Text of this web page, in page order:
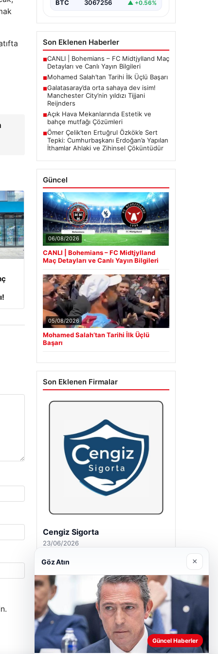
BTC 3067256 ▲ +0.56%
Son Eklenen Haberler
■CANLI | Bohemians – FC Midtjylland Maç
Detayları ve Canlı Yayın Bilgileri
■Mohamed Salah’tan Tarihi İlk Üçlü Başarı
■Galatasaray’da orta sahaya dev isim!
Manchester City’nin yıldızı Tijjani
Reijnders
■Açık Hava Mekanlarında Estetik ve
bahçe mutfağı Çözümleri
■Ömer Çelik’ten Ertuğrul Özkök’e Sert
Tepki: Cumhurbaşkanı Erdoğan’a Yapılan
İthamlar Ahlaki ve Zihinsel Çöküntüdür
Güncel
06/08/2026
CANLI | Bohemians – FC Midtjylland
Maç Detayları ve Canlı Yayın Bilgileri
05/08/2026
Mohamed Salah’tan Tarihi İlk Üçlü
Başarı
Son Eklenen Firmalar
Cengiz Sigorta
23/06/2026
Göz Atın ×
Güncel Haberler